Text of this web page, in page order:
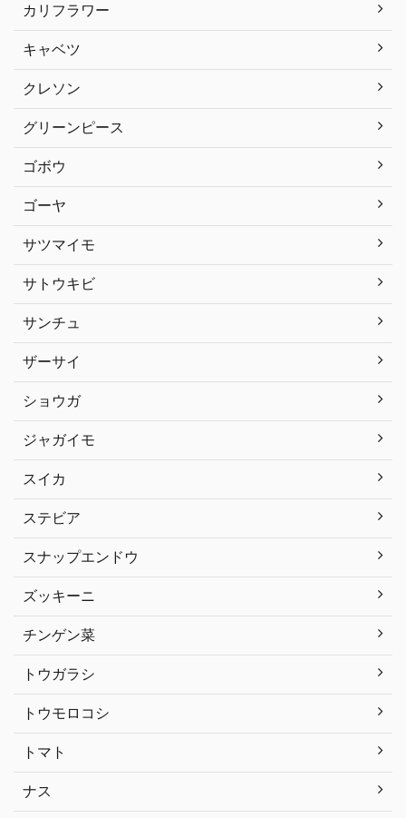
カリフラワー
キャベツ
クレソン
グリーンピース
ゴボウ
ゴーヤ
サツマイモ
サトウキビ
サンチュ
ザーサイ
ショウガ
ジャガイモ
スイカ
ステビア
スナップエンドウ
ズッキーニ
チンゲン菜
トウガラシ
トウモロコシ
トマト
ナス